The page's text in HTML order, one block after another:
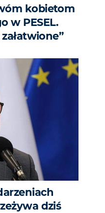
kobietom
w PESEL.
dziś